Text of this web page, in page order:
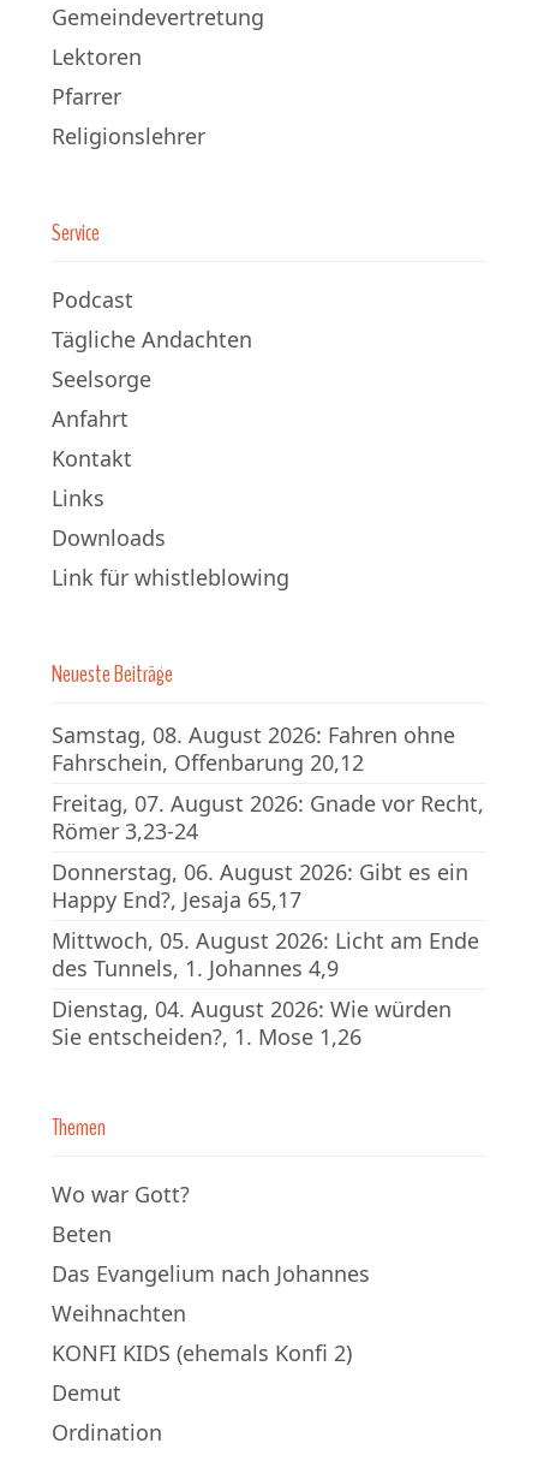
Gemeindevertretung
Lektoren
Pfarrer
Religionslehrer
Service
Podcast
Tägliche Andachten
Seelsorge
Anfahrt
Kontakt
Links
Downloads
Link für whistleblowing
Neueste Beiträge
Samstag, 08. August 2026: Fahren ohne
Fahrschein, Offenbarung 20,12
Freitag, 07. August 2026: Gnade vor Recht,
Römer 3,23-24
Donnerstag, 06. August 2026: Gibt es ein
Happy End?, Jesaja 65,17
Mittwoch, 05. August 2026: Licht am Ende
des Tunnels, 1. Johannes 4,9
Dienstag, 04. August 2026: Wie würden
Sie entscheiden?, 1. Mose 1,26
Themen
Wo war Gott?
Beten
Das Evangelium nach Johannes
Weihnachten
KONFI KIDS (ehemals Konfi 2)
Demut
Ordination